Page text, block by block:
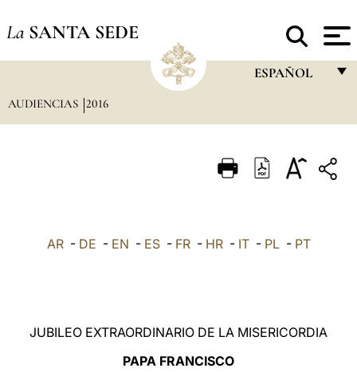
La SANTA SEDE
ESPAÑOL
ITALIANO
AUDIENCIAS 2016
AR- DE - EN - ES- FR- HR- IT- PL- PT
JUBILEO EXTRAORDINARIO DE LA MISERICORDIA
PAPA FRANCISCO